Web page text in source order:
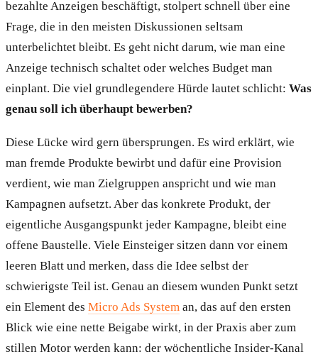
bezahlte Anzeigen beschäftigt, stolpert schnell über eine
Frage, die in den meisten Diskussionen seltsam
unterbelichtet bleibt. Es geht nicht darum, wie man eine
Anzeige technisch schaltet oder welches Budget man
einplant. Die viel grundlegendere Hürde lautet schlicht: Was
genau soll ich überhaupt bewerben?
Diese Lücke wird gern übersprungen. Es wird erklärt, wie
man fremde Produkte bewirbt und dafür eine Provision
verdient, wie man Zielgruppen anspricht und wie man
Kampagnen aufsetzt. Aber das konkrete Produkt, der
eigentliche Ausgangspunkt jeder Kampagne, bleibt eine
offene Baustelle. Viele Einsteiger sitzen dann vor einem
leeren Blatt und merken, dass die Idee selbst der
schwierigste Teil ist. Genau an diesem wunden Punkt setzt
ein Element des Micro Ads System an, das auf den ersten
Blick wie eine nette Beigabe wirkt, in der Praxis aber zum
stillen Motor werden kann: der wöchentliche Insider-Kanal